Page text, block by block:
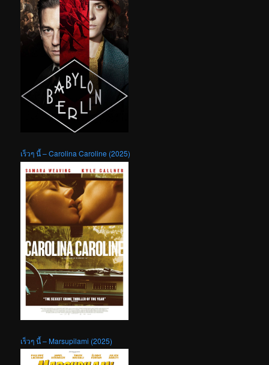
เร็วๆ นี้ – Carolina Caroline (2025)
เร็วๆ นี้ – Marsupilami (2025)